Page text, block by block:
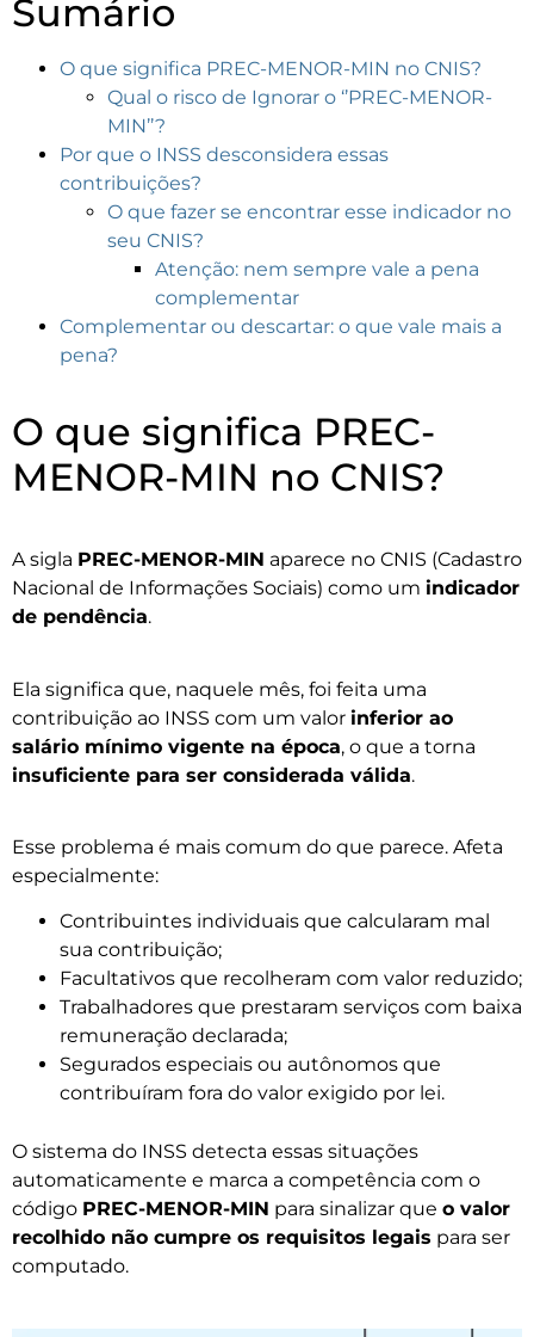
Sumário
O que significa PREC-MENOR-MIN no CNIS?
Qual o risco de Ignorar o ‘’PREC-MENOR-
MIN’’?
Por que o INSS desconsidera essas
contribuições?
O que fazer se encontrar esse indicador no
seu CNIS?
Atenção: nem sempre vale a pena
complementar
Complementar ou descartar: o que vale mais a
pena?
O que significa PREC-
MENOR-MIN no CNIS?
A sigla PREC-MENOR-MIN aparece no CNIS (Cadastro
Nacional de Informações Sociais) como um indicador
de pendência.
Ela significa que, naquele mês, foi feita uma
contribuição ao INSS com um valor inferior ao
salário mínimo vigente na época, o que a torna
insuficiente para ser considerada válida.
Esse problema é mais comum do que parece. Afeta
especialmente:
Contribuintes individuais que calcularam mal
sua contribuição;
Facultativos que recolheram com valor reduzido;
Trabalhadores que prestaram serviços com baixa
remuneração declarada;
Segurados especiais ou autônomos que
contribuíram fora do valor exigido por lei.
O sistema do INSS detecta essas situações
automaticamente e marca a competência com o
código PREC-MENOR-MIN para sinalizar que o valor
recolhido não cumpre os requisitos legais para ser
computado.